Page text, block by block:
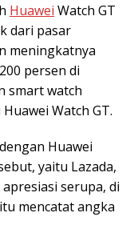
Huawei Watch GT
dari pasar
meningkatnya
persen di
smart watch
Watch GT.
Huawei
yaitu Lazada,
serupa, di
mencatat angka